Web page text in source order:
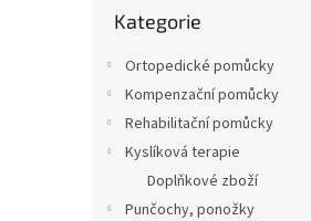
kategorie
Kategorie
Ortopedické pomůcky
Kompenzační pomůcky
Rehabilitační pomůcky
Kyslíková terapie
Doplňkové zboží
Punčochy, ponožky